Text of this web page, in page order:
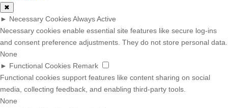
✖
► Necessary CookiesAlways Active
Necessary cookies enable essential site features like secure log-ins
and consent preference adjustments. They do not store personal data.
None
► Functional Cookies Remark
Functional cookies support features like content sharing on social
media, collecting feedback, and enabling third-party tools.
None